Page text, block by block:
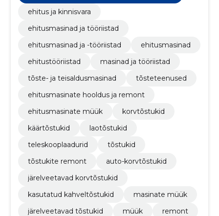
ehitus ja kinnisvara
ehitusmasinad ja tööriistad
ehitusmasinad ja -tööriistad
ehitusmasinad
ehitustööriistad
masinad ja tööriistad
tõste- ja teisaldusmasinad
tõsteteenused
ehitusmasinate hooldus ja remont
ehitusmasinate müük
korvtõstukid
käärtõstukid
laotõstukid
teleskooplaadurid
tõstukid
tõstukite remont
auto-korvtõstukid
järelveetavad korvtõstukid
kasutatud kahveltõstukid
masinate müük
järelveetavad tõstukid
müük
remont